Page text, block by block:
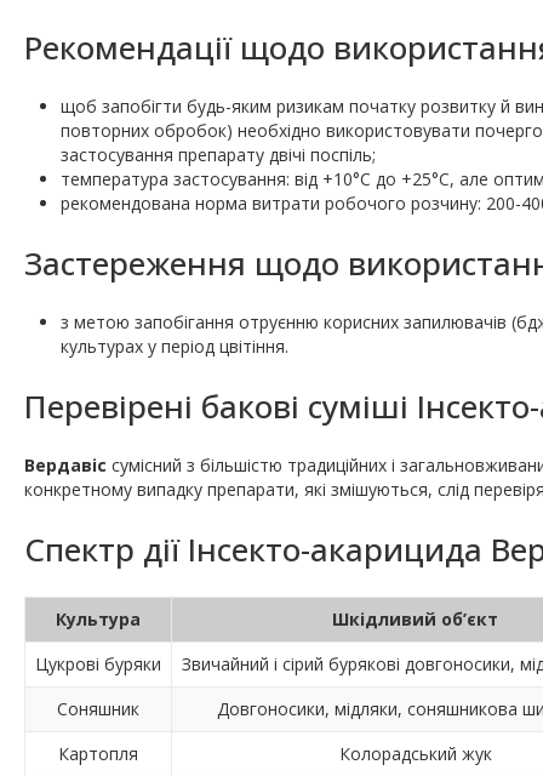
Рекомендації щодо
щоб запобігти будь-яким ризикам початку розвитку й
повторних обробок) необхідно використовувати
застосування препарату двічі поспіль;
температура застосування: від +10°С до +25°С, але
рекомендована норма витрати робочого розчину: 200-
Застереження щодо
з метою запобігання отруєнню корисних запилювачів
культурах у період цвітіння.
Перевірені бакові суміші
Вердавіс сумісний з більшістю традиційних і
конкретному випадку препарати, які змішуються, слід
Спектр дії Інсекто-акарицида
Культура
Шкідливий об’єкт
Цукрові буряки
Звичайний і сірий бурякові довгоносики,
Соняшник
Довгоносики, мідляки, соняшникова
Картопля
Колорадський жук